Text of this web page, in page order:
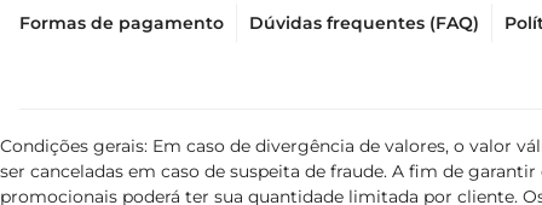
Formas de pagamento Dúvidas frequentes (FAQ)
Condições gerais: Em caso de divergência de valores, o valor
ser canceladas em caso de suspeita de fraude. A fim de
promocionais poderá ter sua quantidade limitada por cliente.